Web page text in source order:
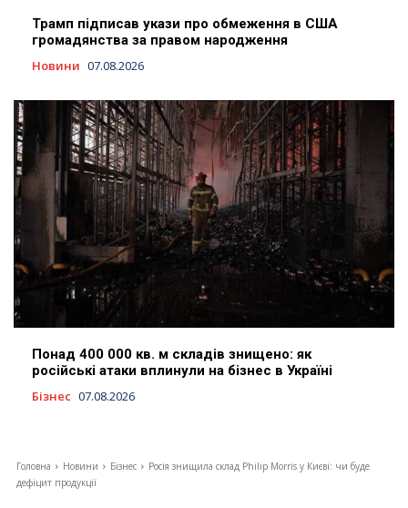
Трамп підписав укази про обмеження в США
громадянства за правом народження
Новини 07.08.2026
Понад 400 000 кв. м складів знищено: як
російські атаки вплинули на бізнес в Україні
Бізнес 07.08.2026